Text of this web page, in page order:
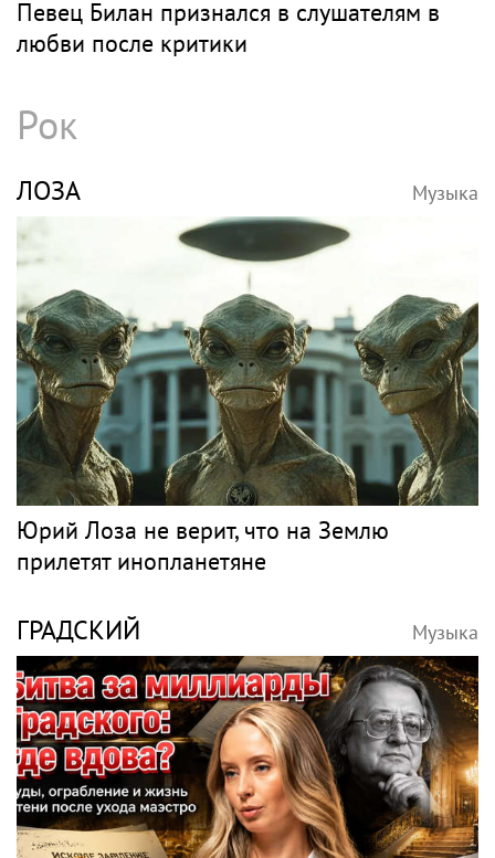
Певец Билан признался в слушателям в
любви после критики
Рок
ЛОЗА Музыка
Юрий Лоза не верит, что на Землю
прилетят инопланетяне
ГРАДСКИЙ Музыка